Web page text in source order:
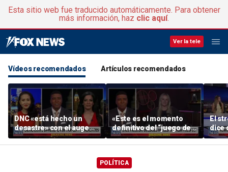
Esta sitio web fue traducido automáticamente. Para obtener
más información, haz clic aquí.
Ver la tele
Vídeos recomendados Artículos recomendados
DNC «está hecho un
desastre» con el auge
del socialismo: un
antiguo recaudador de
«Este es el momento
definitivo del “juego del
gallina”», dice el
comentarista
El
dice
POLÍTICA